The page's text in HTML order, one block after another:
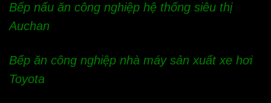
Bếp nấu ăn công nghiệp hệ thống siêu thị
Auchan
Bếp ăn công nghiệp nhà máy sản xuất xe hơi
Toyota